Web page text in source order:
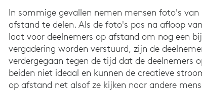
In sommige gevallen nemen mensen foto's
afstand te delen. Als de foto's pas na afloop
laat voor deelnemers op afstand om nog een
vergadering worden verstuurd, zijn de
verdergegaan tegen de tijd dat de deelnemers
beiden niet ideaal en kunnen de creatieve
op afstand net alsof ze kijken naar andere